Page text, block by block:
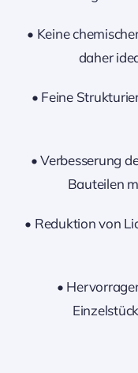
• Keine
daher
• Feine
• Verbesserung
Bauteilen
• Reduktion von
•